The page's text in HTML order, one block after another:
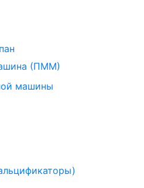
(ПММ)
машины